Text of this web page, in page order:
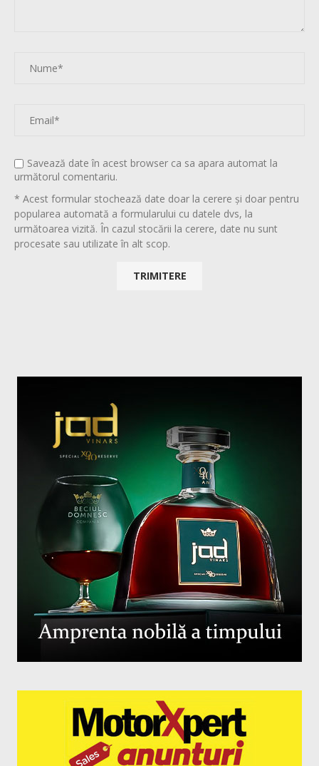
Savează date în acest browser ca sa apara automat la
următorul comentariu.
* Acest formular stochează date doar la cerere și doar pentru
popularea automată a formularului cu datele dvs, la
următoarea vizită. În cazul stocării la cerere, date nu sunt
procesate sau utilizate în alt scop.